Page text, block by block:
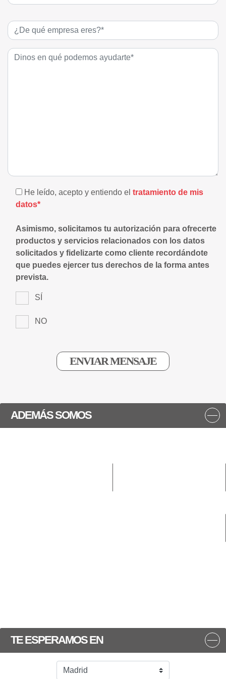
He leído, acepto y entiendo el tratamiento de mis
datos*
Asimismo, solicitamos tu autorización para ofrecerte
productos y servicios relacionados con los datos
solicitados y fidelizarte como cliente recordándote
que puedes ejercer tus derechos de la forma antes
prevista.
SÍ
NO
ADEMÁS SOMOS
TE ESPERAMOS EN